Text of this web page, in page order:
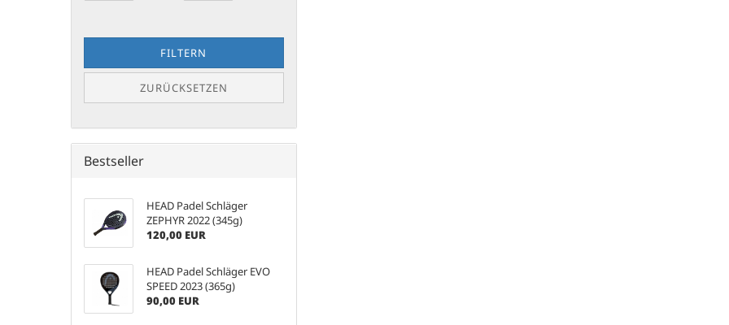
FILTERN
ZURÜCKSETZEN
Bestseller
HEAD Padel Schläger
ZEPHYR 2022 (345g)
120,00 EUR
HEAD Padel Schläger EVO
SPEED 2023 (365g)
90,00 EUR